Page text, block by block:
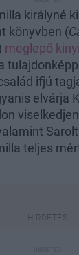
királyné
könyvben (
meglepő
ifjú
elvárja
teljes